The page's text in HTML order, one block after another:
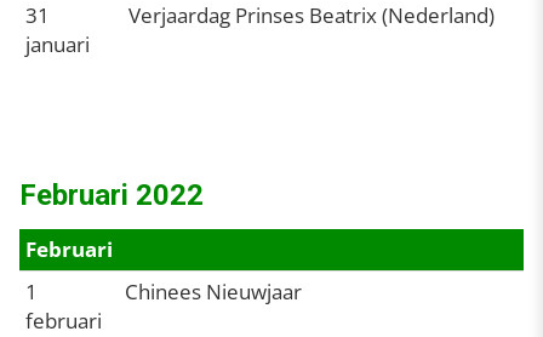
31
januari
Verjaardag Prinses Beatrix (Nederland)
Februari 2022
Februari
1
februari
Chinees Nieuwjaar